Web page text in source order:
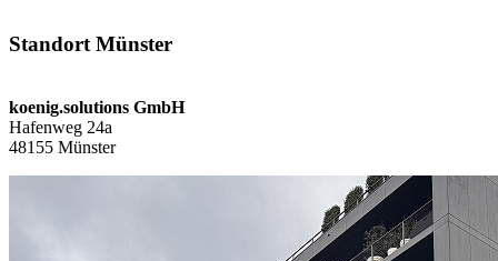
Standort Münster
koenig.solutions GmbH
Hafenweg 24a
48155 Münster